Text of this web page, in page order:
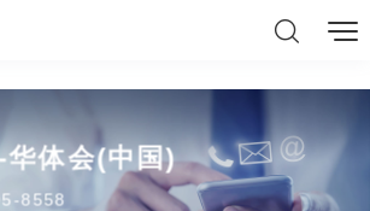
体会(中国)
8558